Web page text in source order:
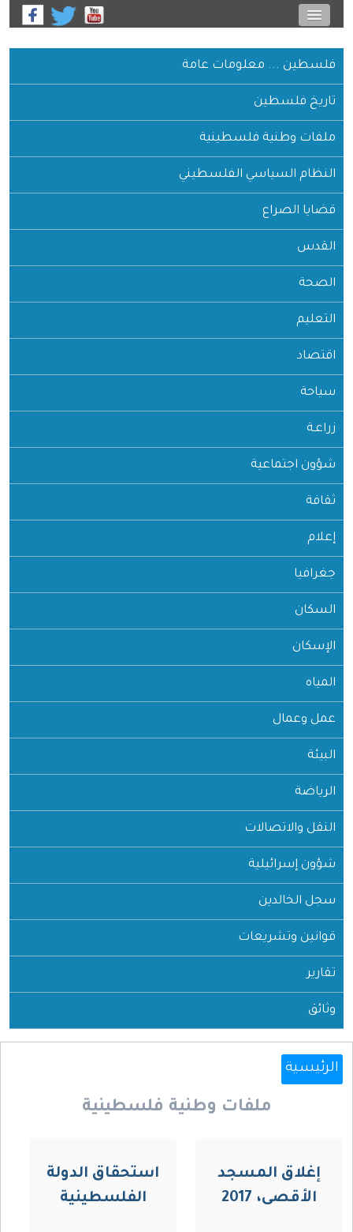
فلسطين ... معلومات عامة
تاريخ فلسطين
ملفات وطنية فلسطينية
النظام السياسي الفلسطيني
قضايا الصراع
القدس
الصحة
التعليم
اقتصاد
سياحة
زراعـة
شؤون اجتماعية
ثقافة
إعلام
جغرافيا
السكان
الإسكان
المياه
عمل وعمال
البيئة
الرياضة
النقل والاتصالات
شؤون إسرائيلية
سجل الخالدين
قوانين وتشريعات
تقارير
وثائق
الرئيسية
ملفات وطنية فلسطينية
إغلاق المسجد
الأقصى، 2017
استحقاق الدولة
الفلسطينية